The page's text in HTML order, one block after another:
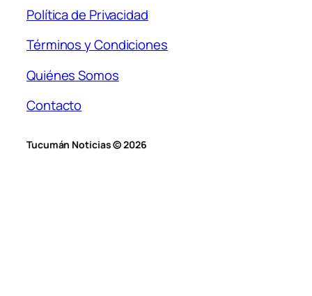
Política de Privacidad
Términos y Condiciones
Quiénes Somos
Contacto
Tucumán Noticias © 2026